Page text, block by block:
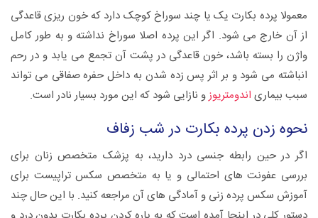
معمولا پرده بکارت یک یا چند سوراخ کوچک دارد که خون ریزی قاعدگی
از آن خارج می شود. اگر این پرده اصلا سوراخ نداشته و به طور کامل
واژن را بسته باشد، خون قاعدگی در پشت آن تجمع می یابد و در رحم
انباشته می شود و بر اثر پس زده شدن به داخل حفره صفاقی می تواند
سبب بیماری اندومتریوزو نازایی شود که این مورد بسیار نادر است.
نحوه زدن پرده بکارت در شب زفاف
اگر در حین رابطه جنسی درد دارید، به پزشک متخصص زنان برای
بررسی عفونت های احتمالی و یا به متخصص سکس تراپیست برای
آموزش سکس پرده زنی و آمادگی های آن مراجعه کنید. با این حال چند